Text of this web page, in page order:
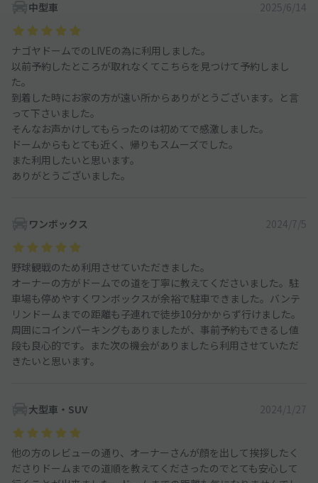
中型車 2025/6/14
ナゴヤドームでのLIVEの為に利用しました。
以前予約したところが取れなくてこちらを見つけて予約しまし
た。
到着した時にお家の方が遠い所からありがとうございます。と言
って下さいました。
そんなお声かけしてもらったのは初めてで感激しました。
ドームからもとても近く、帰りもスムーズでした。
また利用したいと思います。
ありがとうございました。
ワンボックス 2024/7/5
野球観戦のため利用させていただきました。
オーナーの方がドームでの道を丁寧に教えてくださいました。駐
車場も停めやすくワンボックスが余裕で駐車できました。バンテ
リンドームまでの距離も子連れで徒歩10分かからず行けました。
周囲にコインパーキングもありましたが、事前予約もできるし値
段も良心的です。また次の機会がありましたら利用させていただ
きたいと思います。
大型車・SUV 2024/1/27
他の方のレビューの通り、オーナーさんが顔を出して挨拶したく
ださりドームまでの道順を教えてくださったのでとても安心して